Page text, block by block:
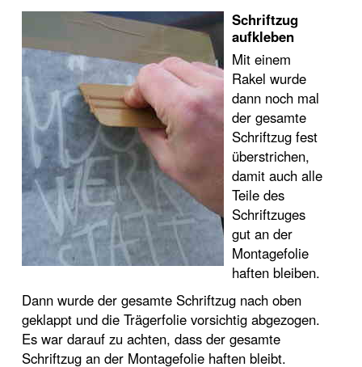
Schriftzug
aufkleben
Mit einem
Rakel wurde
dann noch mal
der gesamte
Schriftzug fest
überstrichen,
damit auch alle
Teile des
Schriftzuges
gut an der
Montagefolie
haften bleiben.
Dann wurde der gesamte Schriftzug nach oben
geklappt und die Trägerfolie vorsichtig abgezogen.
Es war darauf zu achten, dass der gesamte
Schriftzug an der Montagefolie haften bleibt.